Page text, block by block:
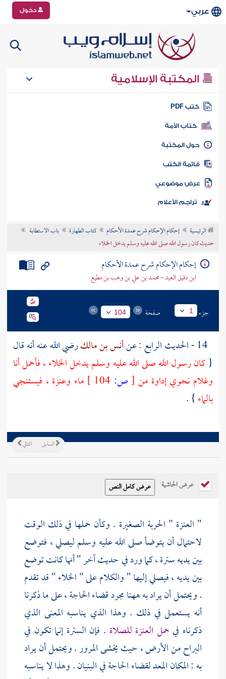
عربي دخول
المكتبة الإسلامية
كتب PDF
كتاب الأمة
المكتبة
الكتب
موضوعي
تراجم الأعلام
الرئيسية إحكام الإحكام شرح عمدة الأحكام كتاب الطهارة
باب الاستطابة
حديث كان رسول الله صلى الله عليه وسلم يدخل الخلاء
إحكام الإحكام شرح عمدة الأحكام
ابن دقيق العيد - محمد بن علي بن وهب بن مطيع
جزء 1 صفحة 104
أنس بن مالكرضي الله عنه أنه قال
{كان رسول الله صلى الله عليه وسلم يدخل الخلاء ، فأحمل أنا
وغلام نحوي إداوة من [ص:
ماء وعنزة ، فيستنجي
بالماء} .
التالي السابق
عرض الحاشية
" العنزة " الحربة الصغيرة . وكأن حملها في ذلك الوقت
لاحتمال أن يتوضأ صلى الله عليه وسلم ليصلي ، فتوضع
بين يديه سترة ، كما ورد في حديث آخر " أنها كانت توضع
بين يديه ، فيصلي إليها " والكلام على " الخلاء " قد تقدم
. ويحتمل أن يراد به ههنا مجرد قضاء الحاجة ، على ما ذكرنا
أنه يستعمل في ذلك . وهذا الذي يناسبه المعنى الذي
ذكرناه فيحمل العنزة للصلاة . فإن السترة إنما تكون في
البراح من الأرض ، حيث يخشى المرور . ويحتمل أن يراد
به : المكان المعد لقضاء الحاجة في البنيان . وهذا لا يناسبه